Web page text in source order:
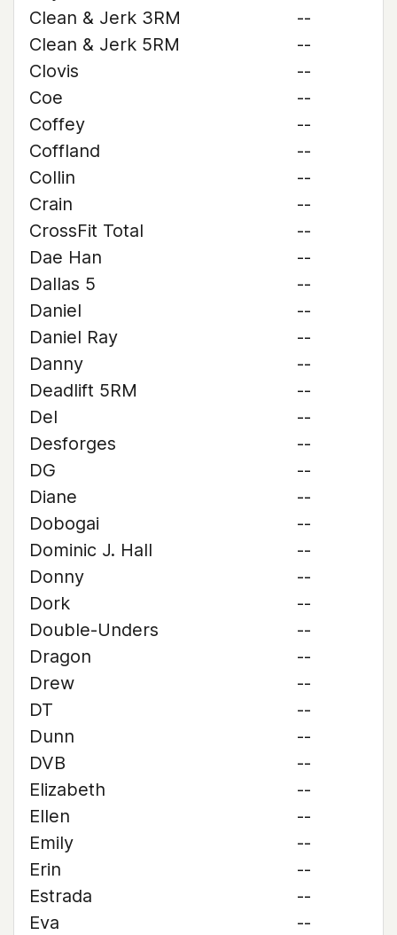
Clean & Jerk 3RM
--
Clean & Jerk 5RM
--
Clovis
--
Coe
--
Coffey
--
Coffland
--
Collin
--
Crain
--
CrossFit Total
--
Dae Han
--
Dallas 5
--
Daniel
--
Daniel Ray
--
Danny
--
Deadlift 5RM
--
Del
--
Desforges
--
DG
--
Diane
--
Dobogai
--
Dominic J. Hall
--
Donny
--
Dork
--
Double-Unders
--
Dragon
--
Drew
--
DT
--
Dunn
--
DVB
--
Elizabeth
--
Ellen
--
Emily
--
Erin
--
Estrada
--
Eva
--